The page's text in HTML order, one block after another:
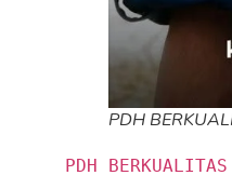
PDH
PDH